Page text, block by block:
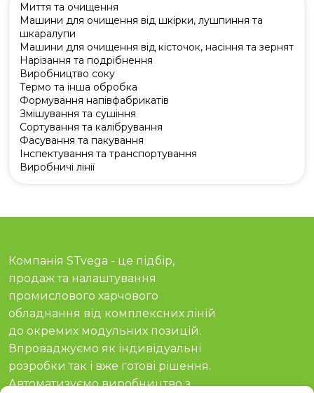
Миття та очищення
Машини для очищення від шкірки, лушпиння та
шкаралупи
Машини для очищення від кісточок, насіння та зернят
Нарізання та подрібнення
Виробництво соку
Термо та інша обробка
Формування напівфабрикатів
Змішування та сушіння
Сортування та калібрування
Фасування та пакування
Інспектування та транспортування
Виробничі лінії
Компанія STvega - це підбір,
продаж та налаштування
промислового харчового
обладнання від комплексних ліній
до окремих модульних позицій.
Впроваджуємо як індивідуальні
розробки так і вже готові рішення.
Автоматизуємо виробництво з